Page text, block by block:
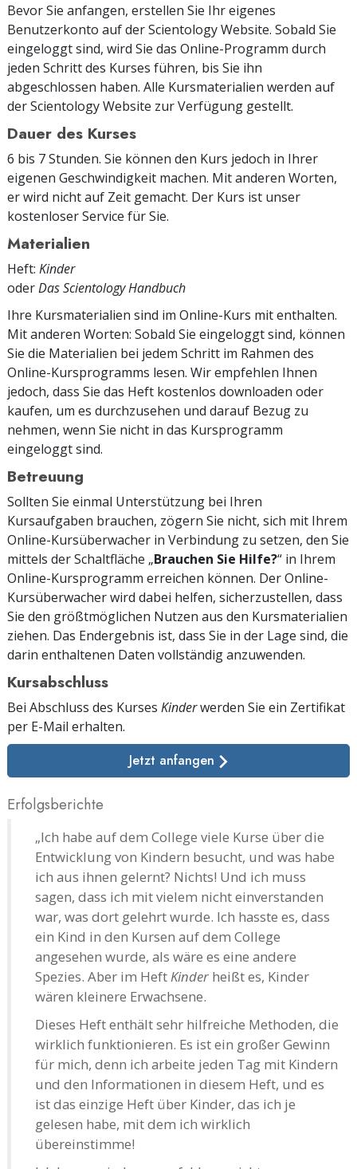
Bevor Sie anfangen, erstellen Sie Ihr eigenes
Benutzerkonto auf der Scientology Website. Sobald Sie
eingeloggt sind, wird Sie das Online-Programm durch
jeden Schritt des Kurses führen, bis Sie ihn
abgeschlossen haben. Alle Kursmaterialien werden auf
der Scientology Website zur Verfügung gestellt.
Dauer des Kurses
6 bis 7 Stunden. Sie können den Kurs jedoch in Ihrer
eigenen Geschwindigkeit machen. Mit anderen Worten,
er wird nicht auf Zeit gemacht. Der Kurs ist unser
kostenloser Service für Sie.
Materialien
Heft: Kinder
oderDas Scientology Handbuch
Ihre Kursmaterialien sind im Online-Kurs mit enthalten.
Mit anderen Worten: Sobald Sie eingeloggt sind, können
Sie die Materialien bei jedem Schritt im Rahmen des
Online-Kursprogramms lesen. Wir empfehlen Ihnen
jedoch, dass Sie das Heft kostenlos downloaden oder
kaufen, um es durchzusehen und darauf Bezug zu
nehmen, wenn Sie nicht in das Kursprogramm
eingeloggt sind.
Betreuung
Sollten Sie einmal Unterstützung bei Ihren
Kursaufgaben brauchen, zögern Sie nicht, sich mit Ihrem
Online-Kursüberwacher in Verbindung zu setzen, den Sie
mittels der Schaltfläche „Brauchen Sie Hilfe?“ in Ihrem
Online-Kursprogramm erreichen können. Der Online-
Kursüberwacher wird dabei helfen, sicherzustellen, dass
Sie den größtmöglichen Nutzen aus den Kursmaterialien
ziehen. Das Endergebnis ist, dass Sie in der Lage sind, die
darin enthaltenen Daten vollständig anzuwenden.
Kursabschluss
Bei Abschluss des Kurses Kinderwerden Sie ein Zertifikat
per E-Mail erhalten.
Jetzt anfangen
Erfolgsberichte
„Ich habe auf dem College viele Kurse über die
Entwicklung von Kindern besucht, und was habe
ich aus ihnen gelernt? Nichts! Und ich muss
sagen, dass ich mit vielem nicht einverstanden
war, was dort gelehrt wurde. Ich hasste es, dass
ein Kind in den Kursen auf dem College
angesehen wurde, als wäre es eine andere
Spezies. Aber im HeftKinder heißt es, Kinder
wären kleinere Erwachsene.
Dieses Heft enthält sehr hilfreiche Methoden, die
wirklich funktionieren. Es ist ein großer Gewinn
für mich, denn ich arbeite jeden Tag mit Kindern
und den Informationen in diesem Heft, und es
ist das einzige Heft über Kinder, das ich je
gelesen habe, mit dem ich wirklich
übereinstimme!